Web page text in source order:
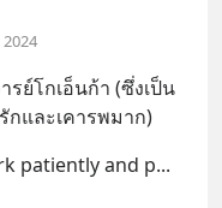
ย์โกเอ็นก้า (ซึ่งเป็น
และเคารพมาก)
patiently and p...